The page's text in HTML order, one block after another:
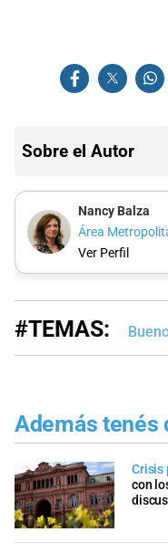
Sobre el Autor
Nancy Balza
Área
Ver Perfil
#TEMAS:
Además tenés
Crisis
con